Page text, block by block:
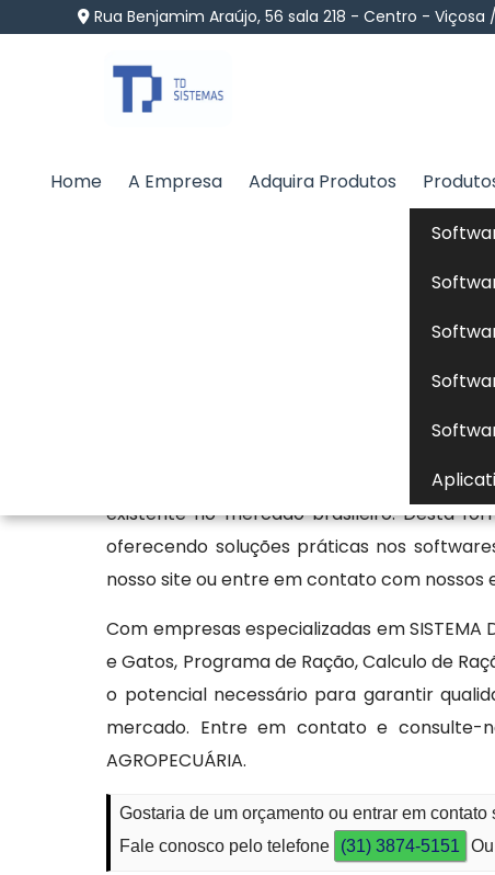
Rua Benjamim Araújo, 56 sala 218 - Centro - Viçosa
Home A Empresa Adquira Produtos
Formulação de
Formulação de Ração para
com qualidade, compromisso, legalidade
empresa que está a anos no mercado
existente no mercado brasileiro. Desta
oferecendo soluções práticas nos
nosso site ou entre em contato com nossos
Com empresas especializadas em SISTEMA
e Gatos, Programa de Ração, Calculo de
o potencial necessário para garantir
mercado. Entre em contato e consulte-
AGROPECUÁRIA.
Gostaria de um orçamento ou entrar em
Fale conosco pelo telefone
(31) 3874-5151